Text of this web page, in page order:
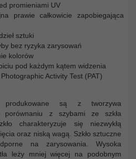
promieniami UV
prawie całkowicie zapobiegająca
sztuki
bez ryzyka zarysowań
kolorów
pod każdym kątem widzenia
Activity Test (PAT)
produkowane są z tworzywa
porównaniu z szybami ze szkła
charakteryzuje się niezwykłą
oraz niską wagą. Szkło sztuczne
na zarysowania. Wysoka
leży mniej więcej na podobnym